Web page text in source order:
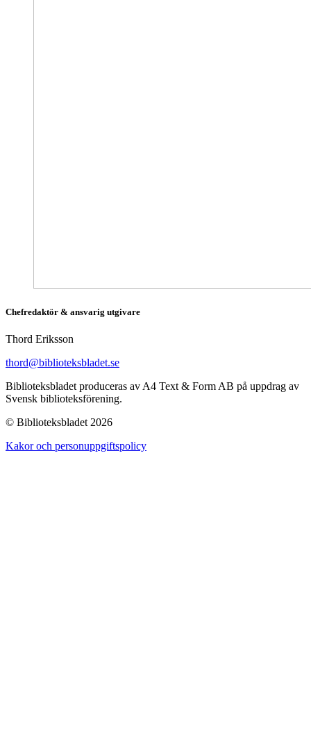
Chefredaktör & ansvarig utgivare
Thord Eriksson
thord@biblioteksbladet.se
Biblioteksbladet produceras av A4 Text & Form AB på uppdrag av
Svensk biblioteksförening.
© Biblioteksbladet 2026
Kakor och personuppgiftspolicy